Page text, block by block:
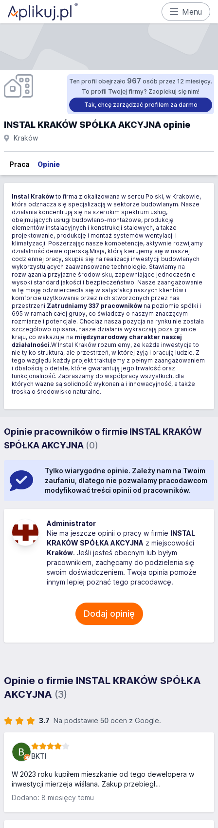
Menu
Ten profil obejrzało 967 osób przez 12 miesięcy.
To profil Twojej firmy? Zaopiekuj się nim!
Tak, chcę zarządzać profilem za darmo
INSTAL KRAKÓW SPÓŁKA AKCYJNA opinie
Kraków
Praca Opinie
Instal Kraków to firma zlokalizowana w sercu Polski, w Krakowie,
która odznacza się specjalizacją w sektorze budowlanym. Nasze
działania koncentrują się na szerokim spektrum usług,
obejmujących usługi budowlano-montażowe, produkcję
elementów instalacyjnych i konstrukcji stalowych, a także
projektowanie, produkcję i montaż systemów wentylacji i
klimatyzacji. Poszerzając nasze kompetencje, aktywnie rozwijamy
działalność deweloperską.Misja, którą kierujemy się w naszej
codziennej pracy, skupia się na realizacji inwestycji budowlanych
wykorzystujących zaawansowane technologie. Stawiamy na
rozwiązania przyjazne środowisku, zapewniające jednocześnie
wysoki standard jakości i bezpieczeństwo. Nasze zaangażowanie
w tę misję odzwierciedla się w satysfakcji naszych klientów i
komforcie użytkowania przez nich stworzonych przez nas
przestrzeni.Zatrudniamy 337 pracowników na poziomie spółki i
695 w ramach całej grupy, co świadczy o naszym znaczącym
rozmiarze i potencjale. Chociaż nasza pozycja na rynku nie została
szczegółowo opisana, nasze działania wykraczają poza granice
kraju, co wskazuje na międzynarodowy charakter naszej
działalności.W Instal Kraków rozumiemy, że każda inwestycja to
nie tylko struktura, ale przestrzeń, w której żyją i pracują ludzie. Z
tego względu każdy projekt traktujemy z pełnym zaangażowaniem
i dbałością o detale, które gwarantują jego trwałość oraz
funkcjonalność. Zapraszamy do współpracy wszystkich, dla
których ważne są solidność wykonania i innowacyjność, a także
troska o środowisko naturalne.
Opinie pracowników o firmie INSTAL KRAKÓW
SPÓŁKA AKCYJNA (0)
Tylko wiarygodne opinie. Zależy nam na Twoim
zaufaniu, dlatego nie pozwalamy pracodawcom
modyfikować treści opinii od pracowników.
Administrator
Nie ma jeszcze opinii o pracy w firmie INSTAL
KRAKÓW SPÓŁKA AKCYJNA z miejscowości
Kraków. Jeśli jesteś obecnym lub byłym
pracownikiem, zachęcamy do podzielenia się
swoim doświadczeniem. Twoja opinia pomoże
innym lepiej poznać tego pracodawcę.
Dodaj opinię
Opinie o firmie INSTAL KRAKÓW SPÓŁKA
AKCYJNA (3)
3.7 Na podstawie 50 ocen z Google.
BKTI
W 2023 roku kupiłem mieszkanie od tego dewelopera w
inwestycji mierzeja wiślana. Zakup przebiegł
bezproblemowo, Pan Michał G. z biura sprzedaży to
specjalista w swoim fachu dla którego nie ma rzeczy
niemożliwych :) świetny kontakt, konkretne odpowiedzi
Dodano: 8 miesięcy temu